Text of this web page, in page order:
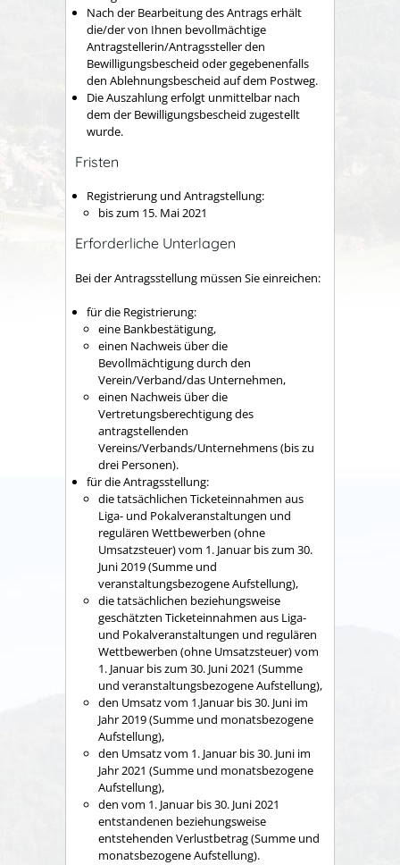
Nach der Bearbeitung des Antrags erhält
die/der von Ihnen bevollmächtige
Antragstellerin/Antragssteller den
Bewilligungsbescheid oder gegebenenfalls
den Ablehnungsbescheid auf dem Postweg.
Die Auszahlung erfolgt unmittelbar nach
dem der Bewilligungsbescheid zugestellt
wurde.
Fristen
Registrierung und Antragstellung:
bis zum 15. Mai 2021
Erforderliche Unterlagen
Bei der Antragsstellung müssen Sie einreichen:
für die Registrierung:
eine Bankbestätigung,
einen Nachweis über die
Bevollmächtigung durch den
Verein/Verband/das Unternehmen,
einen Nachweis über die
Vertretungsberechtigung des
antragstellenden
Vereins/Verbands/Unternehmens (bis zu
drei Personen).
für die Antragsstellung:
die tatsächlichen Ticketeinnahmen aus
Liga- und Pokalveranstaltungen und
regulären Wettbewerben (ohne
Umsatzsteuer) vom 1. Januar bis zum 30.
Juni 2019 (Summe und
veranstaltungsbezogene Aufstellung),
die tatsächlichen beziehungsweise
geschätzten Ticketeinnahmen aus Liga-
und Pokalveranstaltungen und regulären
Wettbewerben (ohne Umsatzsteuer) vom
1. Januar bis zum 30. Juni 2021 (Summe
und veranstaltungsbezogene Aufstellung),
den Umsatz vom 1.Januar bis 30. Juni im
Jahr 2019 (Summe und monatsbezogene
Aufstellung),
den Umsatz vom 1. Januar bis 30. Juni im
Jahr 2021 (Summe und monatsbezogene
Aufstellung),
den vom 1. Januar bis 30. Juni 2021
entstandenen beziehungsweise
entstehenden Verlustbetrag (Summe und
monatsbezogene Aufstellung).